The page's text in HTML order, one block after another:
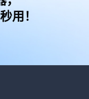
用！